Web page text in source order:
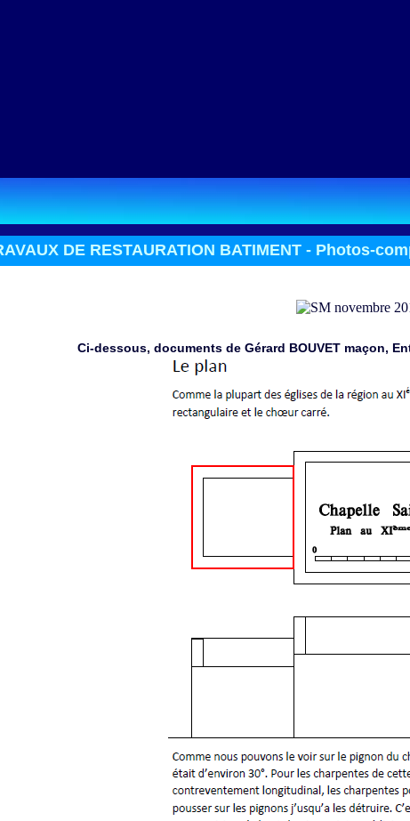
DE RESTAURATION BATIMENT - Photos-
Ci-dessous, documents de Gérard BOUVET maçon,